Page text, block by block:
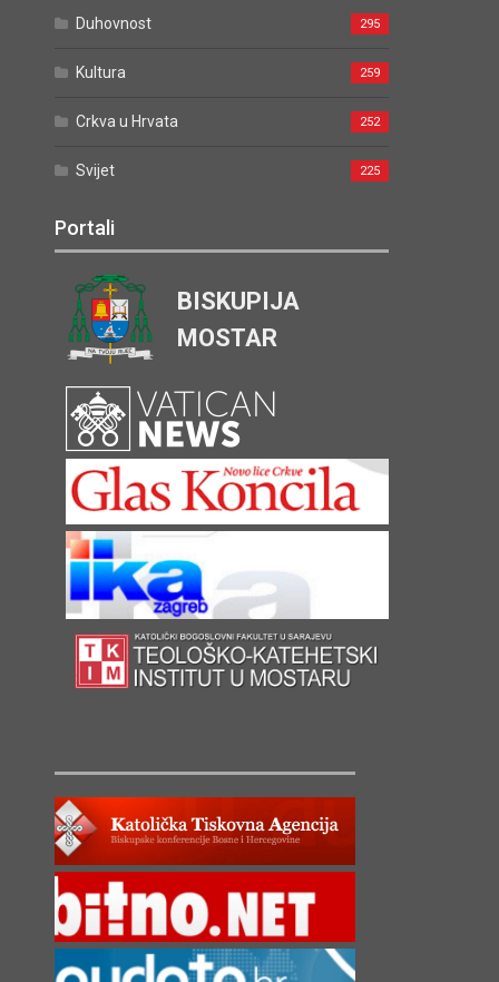
Duhovnost 295
Kultura 259
Crkva u Hrvata 252
Svijet 225
Portali
BISKUPIJA
MOSTAR